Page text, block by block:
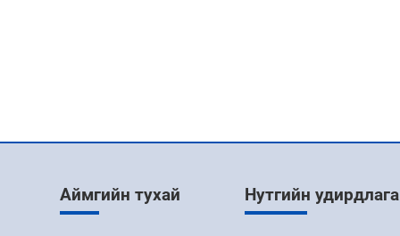
Аймгийн тухай Нутгийн удирдлага